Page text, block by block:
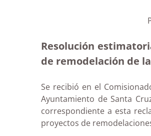
Resolución
de remodelación de
Se recibió en el
Ayuntamiento de Santa
correspondiente a esta
proyectos de